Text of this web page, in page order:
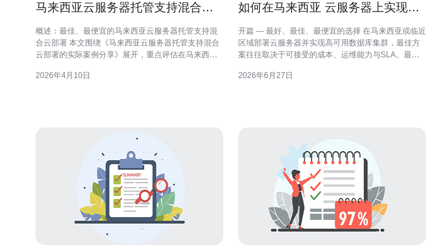
马来西亚云服务器托管支持混合云
概述：最佳、最便宜的马来西亚云服务器托管支持混
合云部署 本文围绕《马来西亚云服务器托管支持混合
云部署的实际案例分享》展开，重点评估在马来西亚
选项以及性价比最高的实践。对于需要低延迟访问东
2026年4月10日
如何在马来西亚 云服务器上实现高
开篇 — 最好、最佳、最便宜的选择 在马来西亚或临近
区域部署云服务器并实现高可用数据库集群，最佳方
案往往取决于可接受的成本、运维能力与SLA。最好
库多可用区部署），因为它提供内置的自动故障转
2026年6月27日